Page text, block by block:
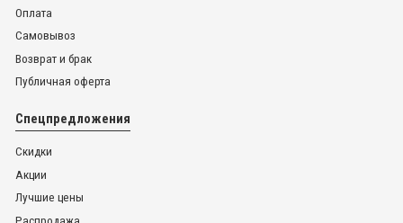
Оплата
Самовывоз
Возврат и брак
Публичная оферта
Спецпредложения
Скидки
Акции
Лучшие цены